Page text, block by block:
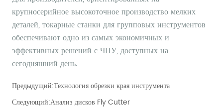
Предыдущий:Технология обрезки края инструмента
Следующий:Анализ дисков Fly Cutter